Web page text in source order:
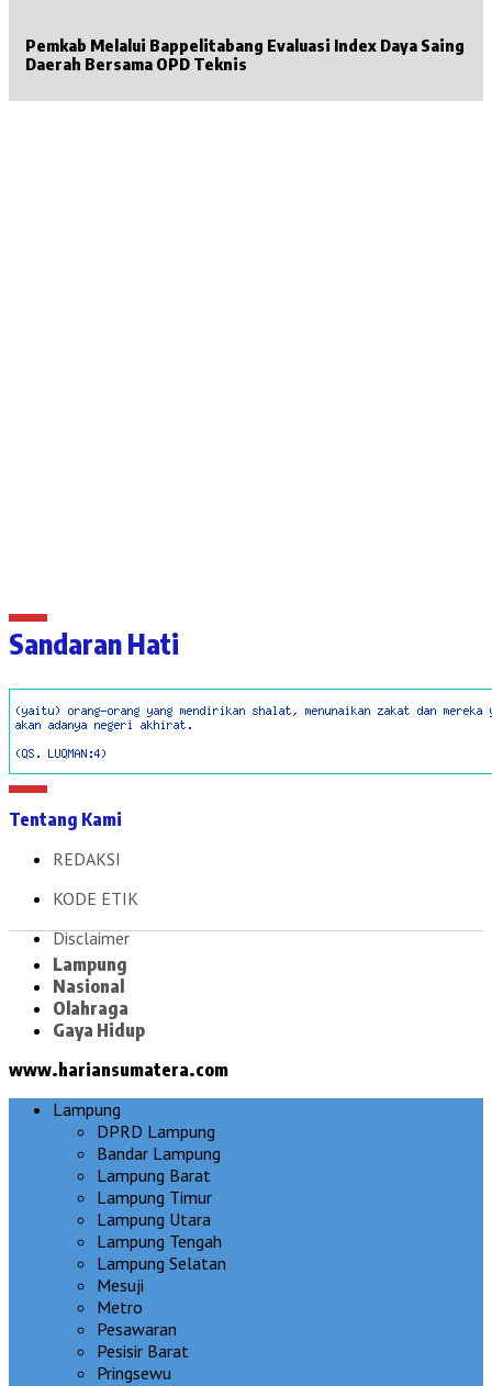
Pemkab Melalui Bappelitabang Evaluasi Index Daya Saing
Daerah Bersama OPD Teknis
Sandaran Hati
Tentang Kami
REDAKSI
KODE ETIK
Disclaimer
Lampung
Nasional
Olahraga
Gaya Hidup
www.hariansumatera.com
Lampung
DPRD Lampung
Bandar Lampung
Lampung Barat
Lampung Timur
Lampung Utara
Lampung Tengah
Lampung Selatan
Mesuji
Metro
Pesawaran
Pesisir Barat
Pringsewu